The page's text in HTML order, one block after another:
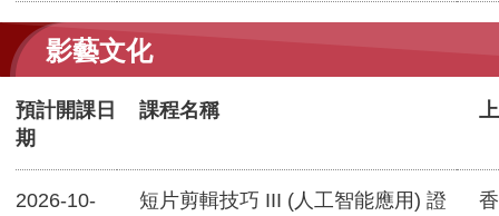
影藝文化
預計開課日
期
課程名稱
2026-10-
短片剪輯技巧 III (人工智能應用) 證